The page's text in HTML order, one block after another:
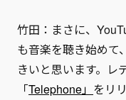
竹田：まさに、
も音楽を聴き始めて
きいと思います。レ
「Telephone」 をリ